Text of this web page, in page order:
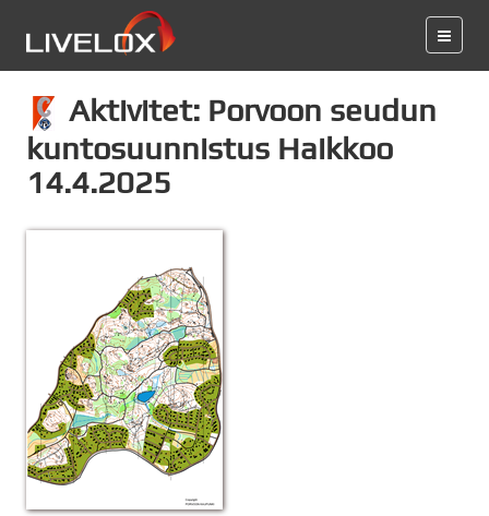
Aktivitet: Porvoon seudun
kuntosuunnistus Haikkoo
14.4.2025